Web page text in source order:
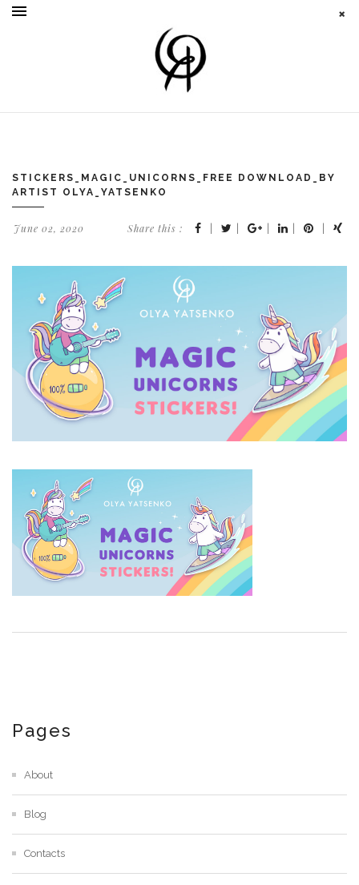
STICKERS_MAGIC_UNICORNS_FREE DOWNLOAD_BY
ARTIST OLYA_YATSENKO
June 02, 2020 Share this :
Pages
About
Blog
Contacts